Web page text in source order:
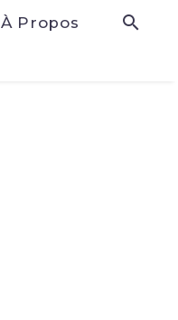
À Propos